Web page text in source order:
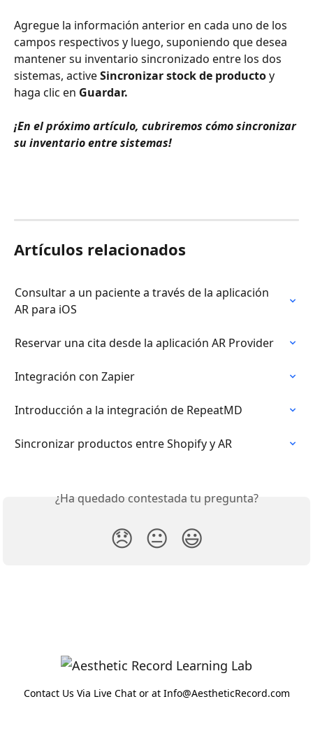
Agregue la información anterior en cada uno de los
campos respectivos y luego, suponiendo que desea
mantener su inventario sincronizado entre los dos
sistemas, active Sincronizar stock de producto y
haga clic en Guardar.
¡En el próximo artículo, cubriremos cómo sincronizar
su inventario entre sistemas!
Artículos relacionados
Consultar a un paciente a través de la aplicación
AR para iOS
Reservar una cita desde la aplicación AR Provider
Integración con Zapier
Introducción a la integración de RepeatMD
Sincronizar productos entre Shopify y AR
¿Ha quedado contestada tu pregunta?
😞 😐 😃
Contact Us Via Live Chat or at Info@AestheticRecord.com